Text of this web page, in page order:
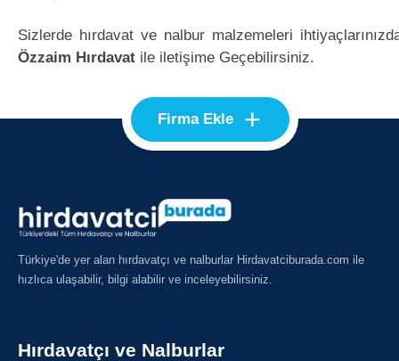
Sizlerde hırdavat ve nalbur malzemeleri
Özzaim Hırdavat ile iletişime Geçebilirsiniz.
Firma Ekle +
Türkiye'de yer alan hırdavatçı ve nalburlar Hirdavatciburada.com ile
hızlıca ulaşabilir, bilgi alabilir ve inceleyebilirsiniz.
Hırdavatçı ve Nalburlar